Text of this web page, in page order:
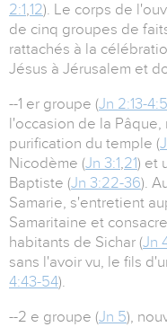
2:1,12). Le corps de
de cinq groupes de
rattachés à la
Jésus à Jérusalem et
--1 er groupe (Jn 2:13-
l'occasion de la
purification du temple (
Nicodème (Jn 3:1,21) et
Baptiste (Jn 3:22-36).
Samarie, s'entretient
Samaritaine et
habitants de Sichar (Jn
sans l'avoir vu, le fils
4:43-54).
--2 e groupe (Jn 5),